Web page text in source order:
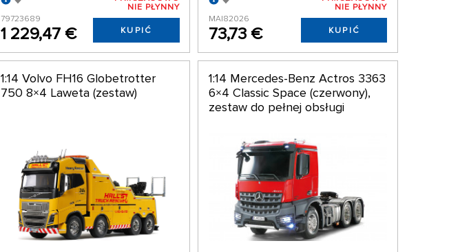
79723689
1 229,47 €
NIE PŁYNNY
KUPIĆ
MAI82026
73,73 €
NIE PŁYNNY
KUPIĆ
1:14 Volvo FH16 Globetrotter
750 8×4 Laweta (zestaw)
1:14 Mercedes-Benz Actros 3363
6×4 Classic Space (czerwony),
zestaw do pełnej obsługi